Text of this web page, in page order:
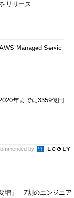
リリース
Managed Servic
年までに3359億円
by
要増」 7割のエンジニア